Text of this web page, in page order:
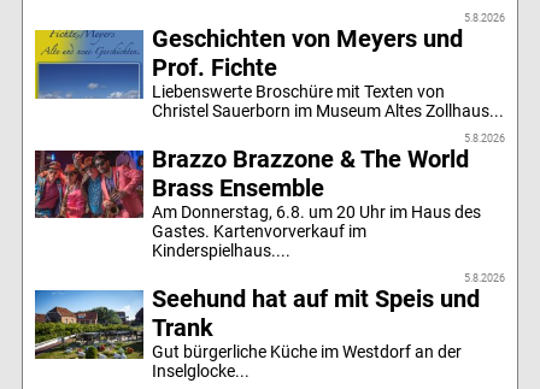
5.8.2026
Geschichten von Meyers und
Prof. Fichte
Liebenswerte Broschüre mit Texten von
Christel Sauerborn im Museum Altes Zollhaus...
5.8.2026
Brazzo Brazzone & The World
Brass Ensemble
Am Donnerstag, 6.8. um 20 Uhr im Haus des
Gastes. Kartenvorverkauf im
Kinderspielhaus....
5.8.2026
Seehund hat auf mit Speis und
Trank
Gut bürgerliche Küche im Westdorf an der
Inselglocke...